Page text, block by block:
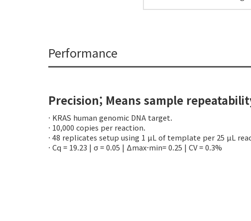
Performance
Precision; Means sample
· KRAS human genomic DNA target.
· 10,000 copies per reaction.
· 48 replicates setup using 1 µL of template per 25 µL
· Cq = 19.23 | σ = 0.05 | Δmax-min= 0.25 | CV = 0.3%